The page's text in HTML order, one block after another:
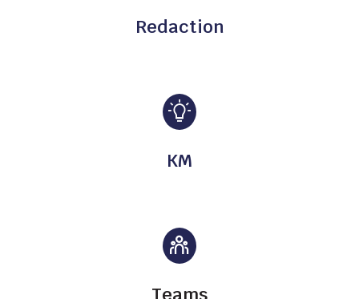
Redaction
KM
Teams